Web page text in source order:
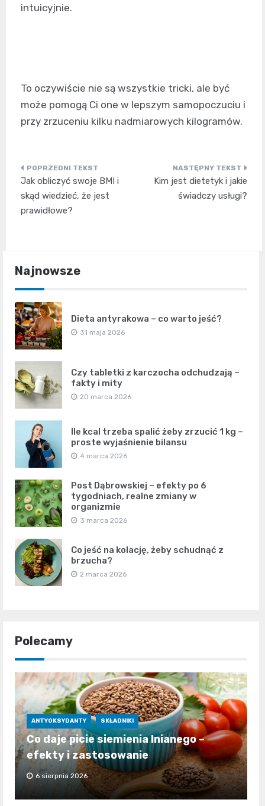
intuicyjnie.
To oczywiście nie są wszystkie tricki, ale być
może pomogą Ci one w lepszym samopoczuciu i
przy zrzuceniu kilku nadmiarowych kilogramów.
Nawigacja
wpisu
Jak obliczyć swoje BMI i
skąd wiedzieć, że jest
prawidłowe?
Kim jest dietetyk i jakie
świadczy usługi?
Najnowsze
Dieta antyrakowa – co warto jeść?
31 maja 2026
Czy tabletki z karczocha odchudzają –
fakty i mity
20 marca 2026
Ile kcal trzeba spalić żeby zrzucić 1 kg –
proste wyjaśnienie bilansu
4 marca 2026
Post Dąbrowskiej – efekty po 6
tygodniach, realne zmiany w
organizmie
3 marca 2026
Co jeść na kolację, żeby schudnąć z
brzucha?
2 marca 2026
Polecamy
ANTYOKSYDANTY SKŁADNIKI
Co daje picie siemienia lnianego –
efekty i zastosowanie
6 sierpnia 2026